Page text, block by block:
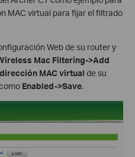
MAC virtual para fijar el filtrado
Web de su router y
Mac Filtering->Add
dirección MAC virtual de su
Enabled->Save.